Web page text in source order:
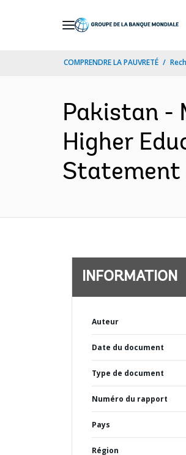
COMPRENDRE LA PAUVRETÉ
Pakistan -
Higher
Statement
INFORMATION
Auteur
Date du document
Type de document
Numéro du rapport
Pays
Région